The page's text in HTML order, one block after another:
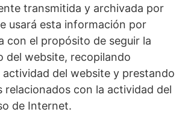
transmitida y archivada por
usará esta información por
con el propósito de seguir la
del website, recopilando
actividad del website y prestando
relacionados con la actividad del
de Internet.